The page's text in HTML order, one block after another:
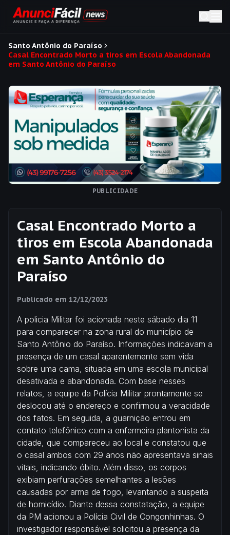
Santo Antônio do Paraíso
Casal Encontrado Morto a tiros em Escola Abandonada
em Santo Antônio do Paraíso
PUBLICIDADE
Casal Encontrado Morto a
tiros em Escola Abandonada
em Santo Antônio do
Paraíso
Publicado em 12/12/2023
A policia Militar foi acionada neste sábado dia 11
para comparecer na zona rural do município de
Santo Antônio do Paraíso. Informações indicavam a
presença de um casal aparentemente sem vida
sobre uma cama, situada em uma escola municipal
desativada e abandonada. Com base nesses
relatos, a equipe da Polícia Militar prontamente se
deslocou até o endereço e confirmou a veracidade
dos fatos. Em seguida, a guarnição entrou em
contato telefônico com a enfermeira plantonista da
cidade, que compareceu ao local e constatou que
o casal ambos com 29 anos não apresentava sinais
vitais, indicando óbito. Além disso, os corpos
exibiam perfurações semelhantes a lesões
causadas por arma de fogo, levantando a suspeita
de homicídio. Diante dessa constatação, a equipe
da PM acionou a Polícia Civil de Congonhinhas. O
investigador responsável solicitou a presença da